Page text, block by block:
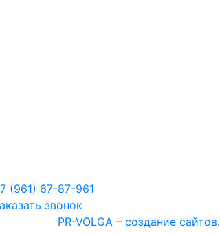
(961) 67-87-961
звонок
PR-VOLGA – создание сайтов.